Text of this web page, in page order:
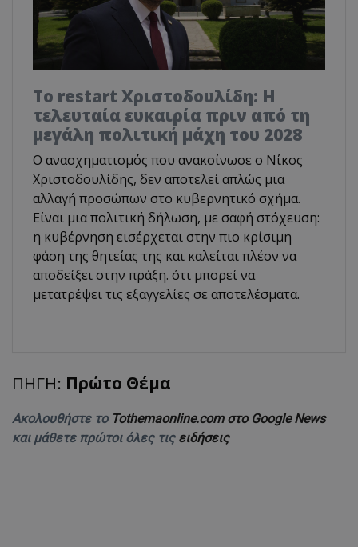
Το restart Χριστοδουλίδη: Η
τελευταία ευκαιρία πριν από τη
μεγάλη πολιτική μάχη του 2028
Ο ανασχηματισμός που ανακοίνωσε ο Νίκος
Χριστοδουλίδης, δεν αποτελεί απλώς μια
αλλαγή προσώπων στο κυβερνητικό σχήμα.
Είναι μια πολιτική δήλωση, με σαφή στόχευση:
η κυβέρνηση εισέρχεται στην πιο κρίσιμη
φάση της θητείας της και καλείται πλέον να
αποδείξει στην πράξη. ότι μπορεί να
μετατρέψει τις εξαγγελίες σε αποτελέσματα.
ΠΗΓΗ: Πρώτο Θέμα
Ακολουθήστε το Tothemaonline.com στο Google News
και μάθετε πρώτοι όλες τις ειδήσεις